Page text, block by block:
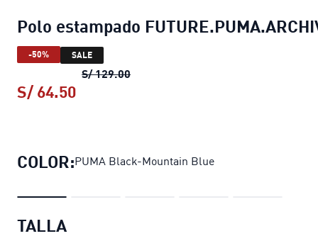
Polo estampado
-50% SALE
S/ 129.00Polo estampado
S/ 64.50
COLOR:PUMA Black-Mountain Blue
TALLA